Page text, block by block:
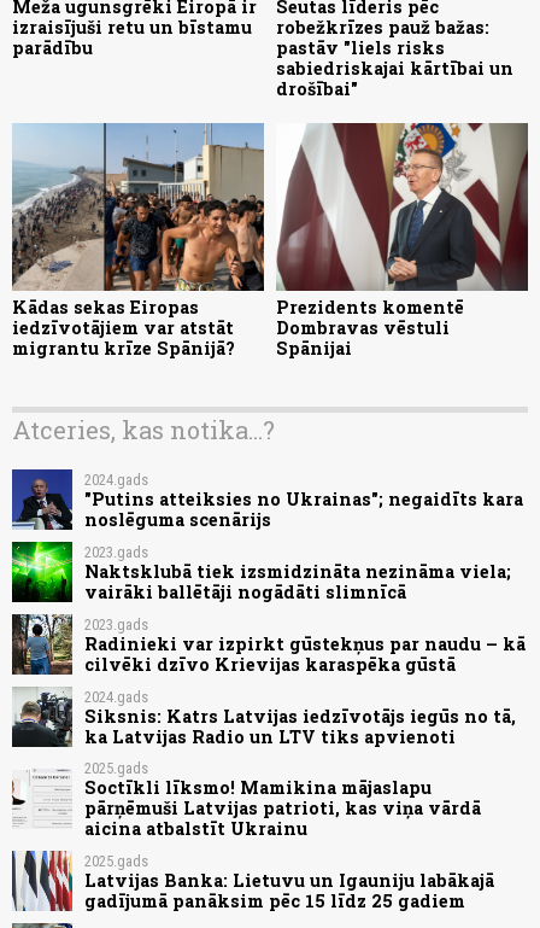
Meža ugunsgrēki Eiropā ir
izraisījuši retu un bīstamu
parādību
Seutas līderis pēc
robežkrīzes pauž bažas:
pastāv "liels risks
sabiedriskajai kārtībai un
drošībai"
Kādas sekas Eiropas
iedzīvotājiem var atstāt
migrantu krīze Spānijā?
Prezidents komentē
Dombravas vēstuli
Spānijai
Atceries, kas notika...?
2024.gads
"Putins atteiksies no Ukrainas"; negaidīts kara
noslēguma scenārijs
2023.gads
Naktsklubā tiek izsmidzināta nezināma viela;
vairāki ballētāji nogādāti slimnīcā
2023.gads
Radinieki var izpirkt gūstekņus par naudu – kā
cilvēki dzīvo Krievijas karaspēka gūstā
2024.gads
Siksnis: Katrs Latvijas iedzīvotājs iegūs no tā,
ka Latvijas Radio un LTV tiks apvienoti
2025.gads
Soctīkli līksmo! Mamikina mājaslapu
pārņēmuši Latvijas patrioti, kas viņa vārdā
aicina atbalstīt Ukrainu
2025.gads
Latvijas Banka: Lietuvu un Igauniju labākajā
gadījumā panāksim pēc 15 līdz 25 gadiem